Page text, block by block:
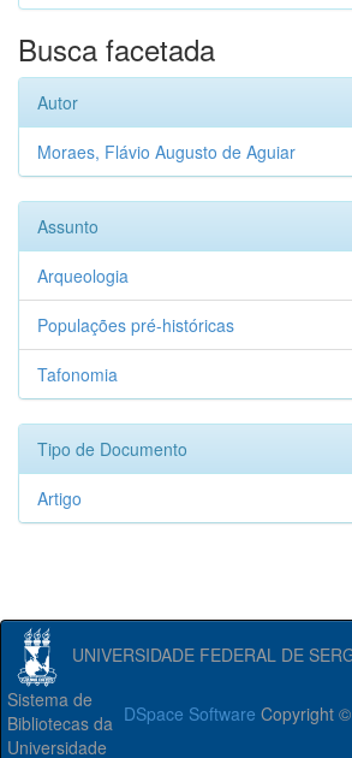
Busca facetada
Autor
Moraes, Flávio Augusto de Aguiar
Assunto
Arqueologia
Populações pré-históricas
Tafonomia
Tipo de Documento
Artigo
UNIVERSIDADE FEDERAL DE
DSpace Software Copyright
Sistema de
Bibliotecas da
Universidade